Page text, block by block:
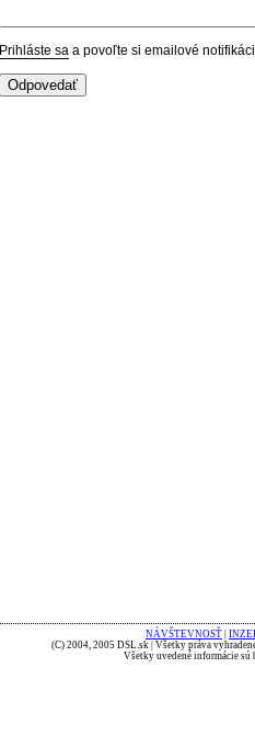
Prihláste sa a povoľte si emailové
NÁVŠTEVNOSŤ
(C) 2004, 2005 DSL.sk | Všetky práva
Všetky uvedené informácie sú